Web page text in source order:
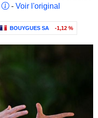
- Voir l'original
BOUYGUES SA -1,12 %